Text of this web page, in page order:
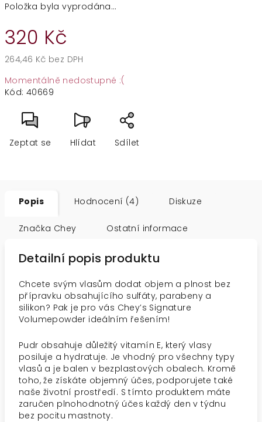
Položka byla vyprodána…
320 Kč
264,46 Kč bez DPH
cena:
Momentálně nedostupné :(
Kód: 40669
Zeptat se Hlídat Sdílet
Popis Hodnocení (4) Diskuze
Značka Chey Ostatní informace
Detailní popis produktu
Chcete svým vlasům dodat objem a plnost bez
přípravku obsahujícího sulfáty, parabeny a
silikon? Pak je pro vás Chey’s Signature
Volumepowder ideálním řešením!
Pudr obsahuje důležitý vitamín E, který vlasy
posiluje a hydratuje. Je vhodný pro všechny typy
vlasů a je balen v bezplastových obalech. Kromě
toho, že získáte objemný účes, podporujete také
naše životní prostředí. S tímto produktem máte
zaručen plnohodnotný účes každý den v týdnu
bez pocitu mastnoty.